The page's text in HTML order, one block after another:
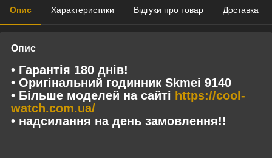
Опис Характеристики Відгуки про товар Доставка
Опис
• Гарантія 180 днів!
• Оригінальний годинник Skmei 9140
• Більше моделей на сайті https://cool-
watch.com.ua/
• надсилання на день замовлення!!